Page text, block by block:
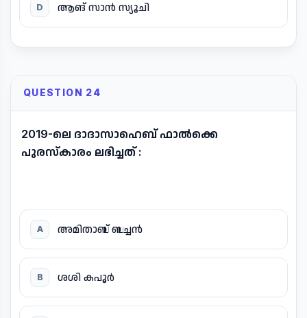
D ആങ് സാൻ സ്യൂചി
QUESTION 24
2019-ലെ ദാദാസാഹെബ് ഫാൽക്കെ
പുരസ്കാരം ലഭിച്ചത് :
A അമിതാബ് ബച്ചൻ
B ശശി കപൂർ